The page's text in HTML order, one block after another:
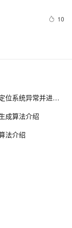
10
体运动轨迹
智能运维赛（复赛）：利用数据和算法，快速定位系统异常并进行根因分析
成算法介绍
法介绍